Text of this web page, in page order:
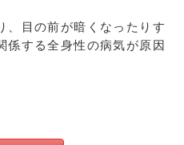
、目の前が暗くなったりす
係する全身性の病気が原因